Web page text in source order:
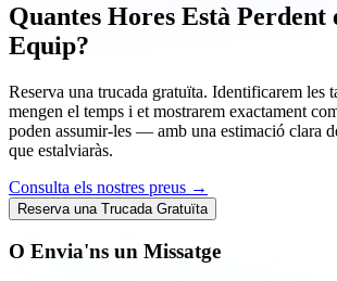
Quantes Hores Està Perdent
Equip?
Reserva una trucada gratuïta. Identificarem les
mengen el temps i et mostrarem exactament
poden assumir-les — amb una estimació clara
que estalviaràs.
Consulta els nostres preus →
Reserva una Trucada Gratuïta
O Envia'ns un Missatge